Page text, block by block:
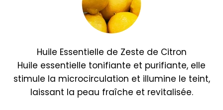
Huile Essentielle de Zeste de Citron
Huile essentielle tonifiante et purifiante, elle
stimule la microcirculation et illumine le teint,
laissant la peau fraîche et revitalisée.